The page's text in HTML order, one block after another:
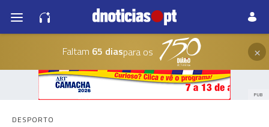
Faltam 65 diaspara os ×
PUB
DESPORTO